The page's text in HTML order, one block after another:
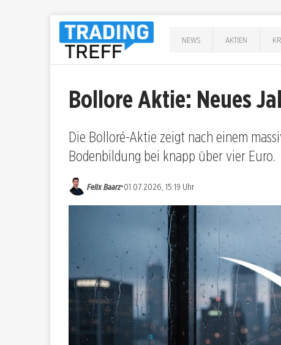
NEWS AKTIEN
Bollore Aktie: Neues
Die Bolloré-Aktie zeigt nach einem
Bodenbildung bei knapp über vier Euro.
Felix Baarz•01.07.2026, 15:19 Uhr